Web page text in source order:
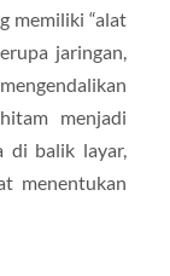
memiliki “alat
jaringan,
menjadi
di balik layar,
menentukan